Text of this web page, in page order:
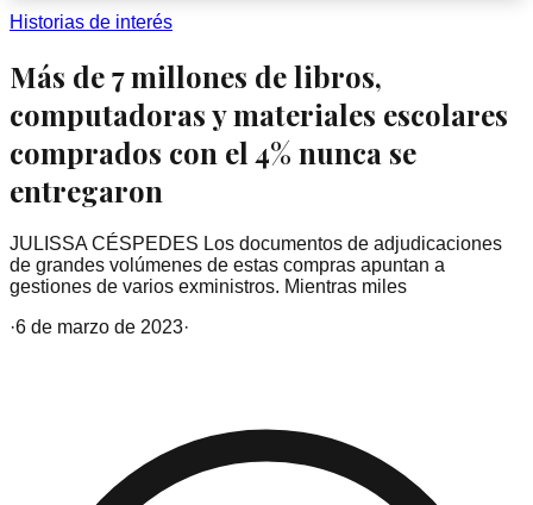
Historias de interés
Más de 7 millones de libros,
computadoras y materiales escolares
comprados con el 4% nunca se
entregaron
JULISSA CÉSPEDES Los documentos de adjudicaciones
de grandes volúmenes de estas compras apuntan a
gestiones de varios exministros. Mientras miles
·6 de marzo de 2023·